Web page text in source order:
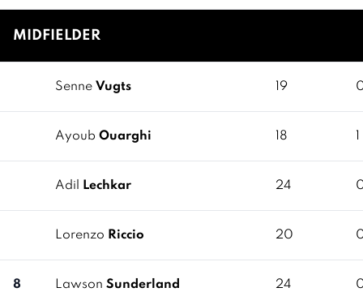
MIDFIELDER
Senne Vugts 19
Ayoub Ouarghi 18
Adil Lechkar 24
Lorenzo Riccio 20
8 Lawson Sunderland 24